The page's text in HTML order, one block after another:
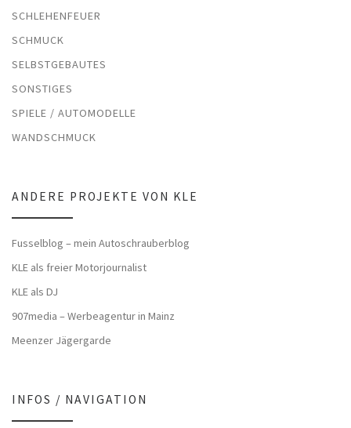
SCHLEHENFEUER
SCHMUCK
SELBSTGEBAUTES
SONSTIGES
SPIELE / AUTOMODELLE
WANDSCHMUCK
ANDERE PROJEKTE VON KLE
Fusselblog – mein Autoschrauberblog
KLE als freier Motorjournalist
KLE als DJ
907media – Werbeagentur in Mainz
Meenzer Jägergarde
INFOS / NAVIGATION